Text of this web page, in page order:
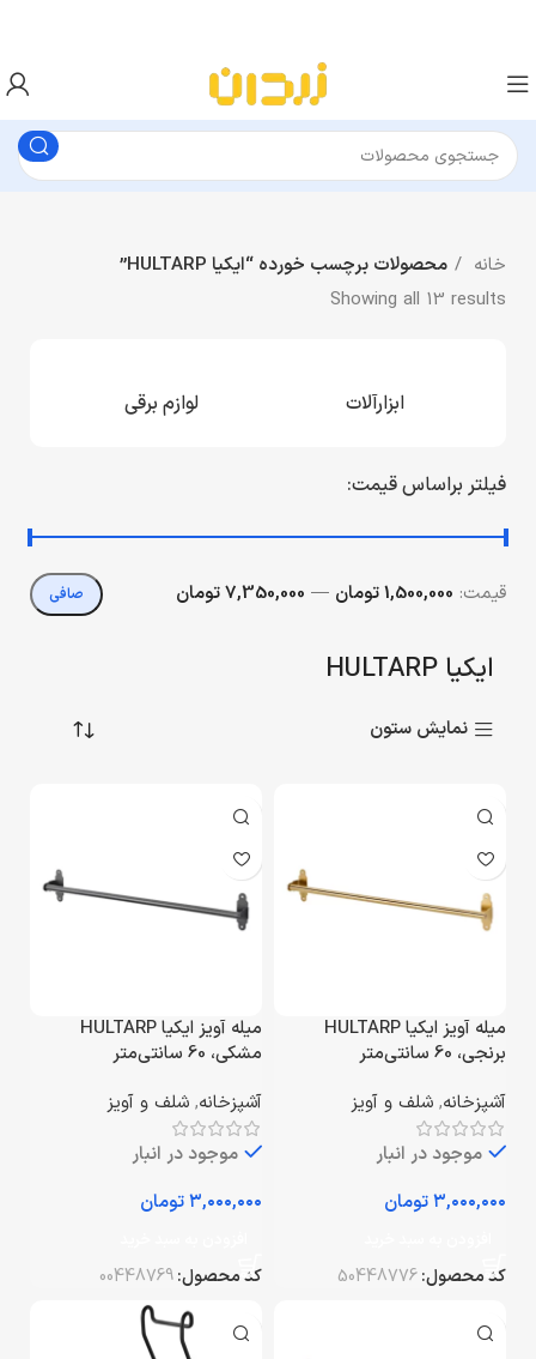
خانه
محصولات برچسب خورده “ایکیا HULTARP”
Showing all 13 results
ابزارآلات لوازم برقی
فیلتر براساس قیمت:
صافی قيمت: 1,500,000 تومان — 7,350,000 تومان
ایکیا HULTARP
نمایش ستون
میله آویز ایکیا HULTARP
برنجی، 60 سانتی‌متر
آشپزخانه, شلف و آویز
موجود در انبار
تومان
کد محصول:50448776
میله آویز ایکیا HULTARP
مشکی، 60 سانتی‌متر
آشپزخانه, شلف و آویز
موجود در انبار
تومان
کد محصول:00448769